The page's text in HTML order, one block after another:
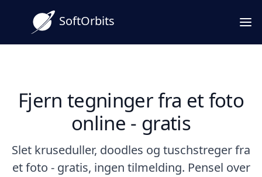
SoftOrbits
Fjern tegninger fra et foto
online - gratis
Slet kruseduller, doodles og tuschstreger fra
et foto - gratis, ingen tilmelding. Pensel over